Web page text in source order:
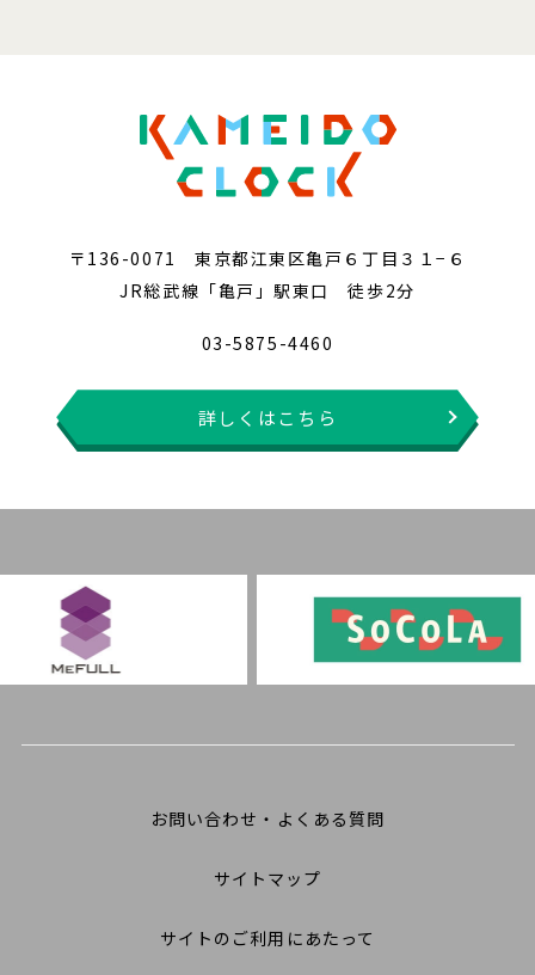
〒136-0071 東京都江東区亀戸６丁目３１−６
JR総武線「亀戸」駅東口 徒歩2分
03-5875-4460
詳しくはこちら
お問い合わせ・よくある質問
サイトマップ
サイトのご利用にあたって